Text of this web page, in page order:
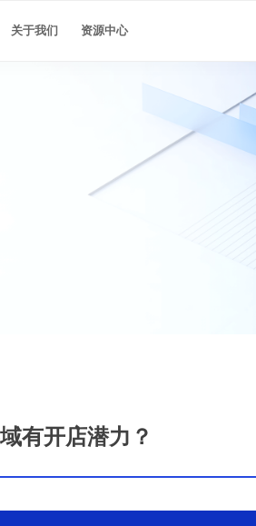
关于我们 资源中心
有开店潜力？